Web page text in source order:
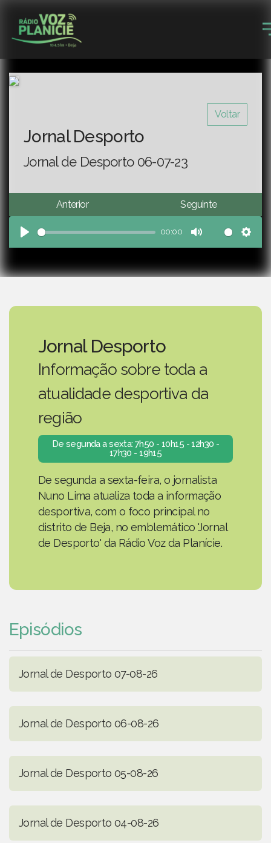
Voltar
Jornal Desporto
Jornal de Desporto 06-07-23
Anterior Seguinte
Play
00:00
Mute
Jornal Desporto
Informação sobre toda a
atualidade desportiva da
região
De segunda a sexta: 7h50 - 10h15 - 12h30 -
17h30 - 19h15
De segunda a sexta-feira, o jornalista
Nuno Lima atualiza toda a informação
desportiva, com o foco principal no
distrito de Beja, no emblemático 'Jornal
de Desporto' da Rádio Voz da Planície.
Episódios
Jornal de Desporto 07-08-26
Jornal de Desporto 06-08-26
Jornal de Desporto 05-08-26
Jornal de Desporto 04-08-26